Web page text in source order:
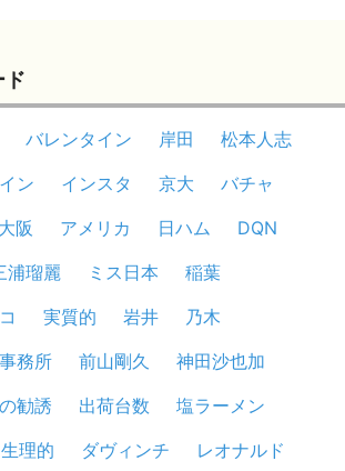
ド
バレンタイン 岸田
松本人志
ン インスタ 京大
バチャ
大阪 アメリカ 日ハム
DQN
浦瑠麗 ミス日本
稲葉
実質的 岩井
乃木
務所 前山剛久
神田沙也加
勧誘 出荷台数
塩ラーメン
生理的 ダヴィンチ
レオナルド